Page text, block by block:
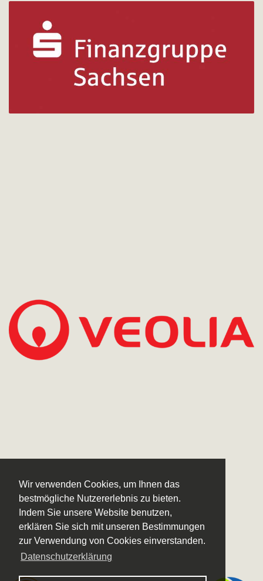
Wir verwenden Cookies, um Ihnen das
bestmögliche Nutzererlebnis zu bieten.
Indem Sie unsere Website benutzen,
erklären Sie sich mit unseren Bestimmungen
zur Verwendung von Cookies einverstanden.
Datenschutzerklärung
Logo – Sächsische Bläserphilharmonie